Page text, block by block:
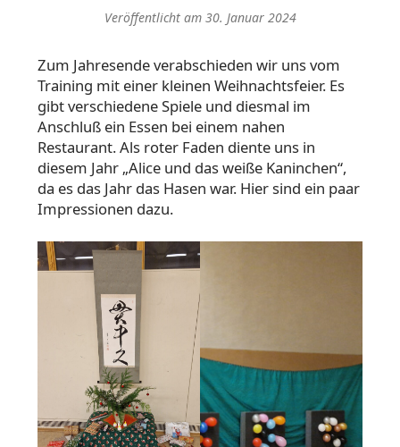
Veröffentlicht am 30. Januar 2024
Zum Jahresende verabschieden wir uns vom
Training mit einer kleinen Weihnachtsfeier. Es
gibt verschiedene Spiele und diesmal im
Anschluß ein Essen bei einem nahen
Restaurant. Als roter Faden diente uns in
diesem Jahr „Alice und das weiße Kaninchen“,
da es das Jahr das Hasen war. Hier sind ein paar
Impressionen dazu.